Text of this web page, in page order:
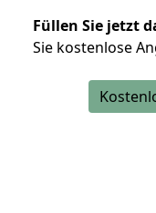
Füllen Sie jetzt
Sie kostenlose